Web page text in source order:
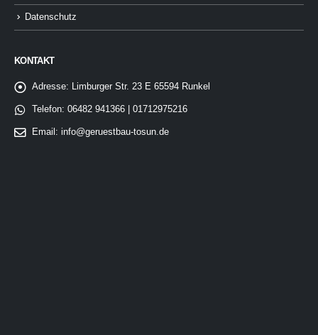
Datenschutz
KONTAKT
Adresse: Limburger Str. 23 E 65594 Runkel
Telefon: 06482 941366 | 01712975216
Email: info@geruestbau-tosun.de